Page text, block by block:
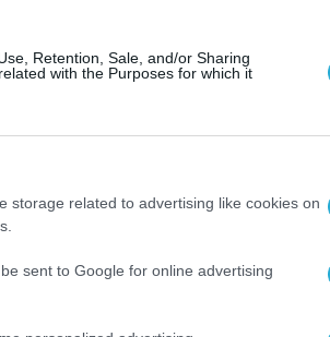
Retention, Sale, and/or Sharing
with the Purposes for which it
storage related to advertising like cookies on
sent to Google for online advertising